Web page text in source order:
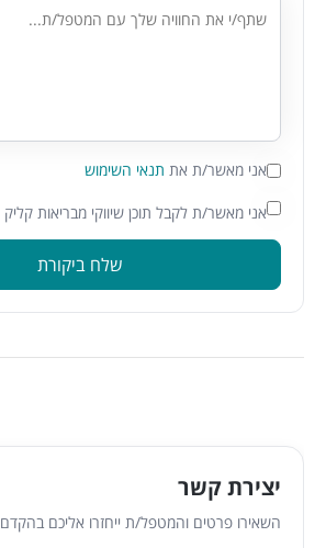
אני מאשר/ת את תנאי השימוש
אני מאשר/ת לקבל תוכן שיווקי מבריאות קליק
שלח ביקורת
יצירת קשר
השאירו פרטים והמטפל/ת ייחזרו אליכם בהקדם